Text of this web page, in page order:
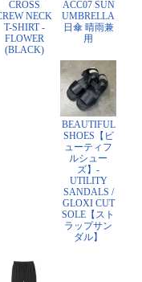
CROSS
NECK
T-SHIRT -
FLOWER
(BLACK)
ACC07 SUN
UMBRELLA
日傘 晴雨兼
用
BEAUTIFUL
SHOES【ビ
ューティフ
ルシュー
ズ】-
UTILITY
SANDALS /
GLOXI CUT
SOLE【スト
ラップサン
ダル】